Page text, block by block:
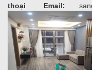
thoại
Email: